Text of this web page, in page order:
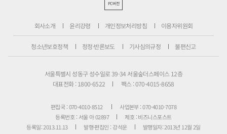
PC버전
회사소개 윤리강령 개인정보처리방침 이용자위원회
청소년보호정책 정정·반론보도 기사심의규정 불편신고
서울특별시 성동구 성수일로 39-34 서울숲더스페이스 12층
대표전화 : 1800-6522
팩스 : 070-4015-8658
편집국 : 070-4010-8512
사업본부 : 070-4010-7078
등록번호 : 서울 아 02897
제호 : 비즈니스포스트
등록일: 2013.11.13
발행·편집인 : 강석운
발행일자: 2013년 12월 2일